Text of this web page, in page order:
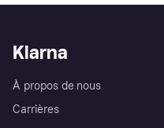
Klarna
À propos de nous
Carrières